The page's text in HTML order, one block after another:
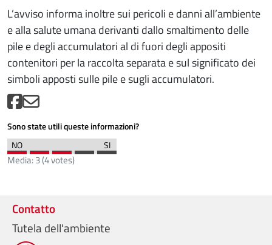
L’avviso informa inoltre sui pericoli e danni all’ambiente
e alla salute umana derivanti dallo smaltimento delle
pile e degli accumulatori al di fuori degli appositi
contenitori per la raccolta separata e sul significato dei
simboli apposti sulle pile e sugli accumulatori.
Sono state utili queste informazioni?
Media:3(4votes)
Contatto
Tutela dell'ambiente